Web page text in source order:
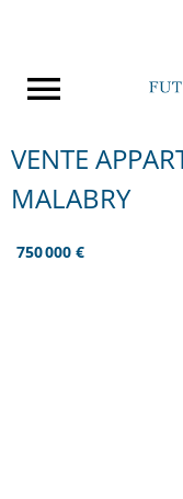
VENTE
MALABRY
750 000 €